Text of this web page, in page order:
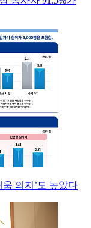
의지’도 높았다